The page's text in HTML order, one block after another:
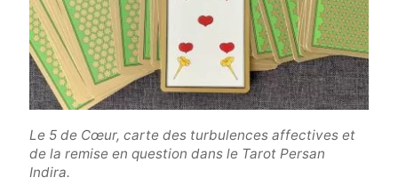
Le 5 de Cœur, carte des turbulences affectives et
de la remise en question dans le Tarot Persan
Indira.